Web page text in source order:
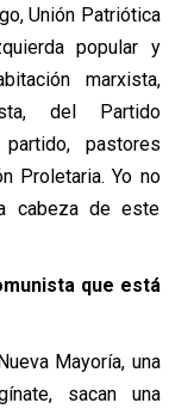
Unión Patriótica
popular y
marxista,
del Partido
pastores
Proletaria. Yo no
cabeza de este
que está
Mayoría, una
sacan una